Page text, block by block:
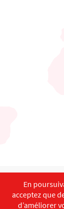
Copyright ©
En
acceptez que
d’améliorer